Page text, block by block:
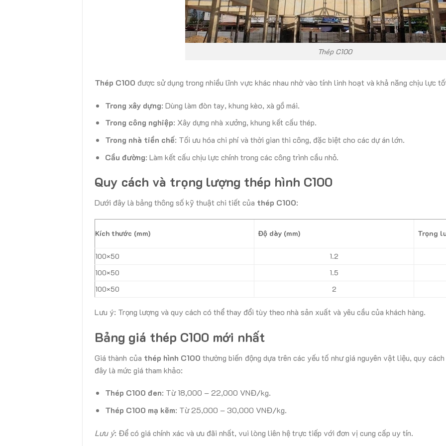
Thép C100
Thép C100 được sử dụng trong nhiều lĩnh vực khác nhau nhờ vào tính linh hoạt và khả năng chịu lực
Trong xây dựng: Dùng làm đòn tay, khung kèo, xà gồ mái.
Trong công nghiệp: Xây dựng nhà xưởng, khung kết cấu thép.
Trong nhà tiền chế: Tối ưu hóa chi phí và thời gian thi công, đặc biệt cho các dự án lớn.
Cầu đường: Làm kết cấu chịu lực chính trong các công trình cầu nhỏ.
Quy cách và trọng lượng thép hình C100
Dưới đây là bảng thông số kỹ thuật chi tiết của thép C100:
Kích thước (mm) Độ dày (mm) Trọng
100×50
1.2
100×50
1.5
100×50
2
Lưu ý: Trọng lượng và quy cách có thể thay đổi tùy theo nhà sản xuất và yêu cầu của khách hàng.
Bảng giá thép C100 mới nhất
Giá thành của thép hình C100 thường biến động dựa trên các yếu tố như giá nguyên vật liệu, quy
đây là mức giá tham khảo:
Thép C100 đen: Từ 18,000 – 22,000 VNĐ/kg.
Thép C100 mạ kẽm: Từ 25,000 – 30,000 VNĐ/kg.
Lưu ý: Để có giá chính xác và ưu đãi nhất, vui lòng liên hệ trực tiếp với đơn vị cung cấp uy tín.